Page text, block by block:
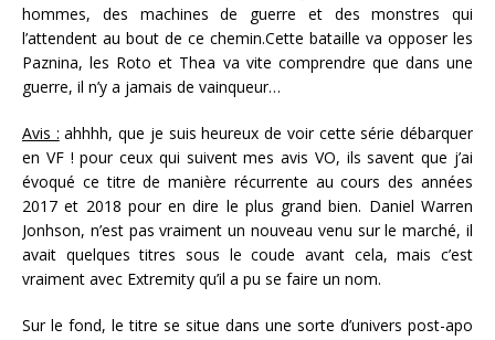
hommes, des machines de guerre et des monstres qui
l’attendent au bout de ce chemin.Cette bataille va opposer les
Paznina, les Roto et Thea va vite comprendre que dans une
guerre, il n’y a jamais de vainqueur…
Avis : ahhhh, que je suis heureux de voir cette série débarquer
en VF ! pour ceux qui suivent mes avis VO, ils savent que j’ai
évoqué ce titre de manière récurrente au cours des années
2017 et 2018 pour en dire le plus grand bien. Daniel Warren
Jonhson, n’est pas vraiment un nouveau venu sur le marché, il
avait quelques titres sous le coude avant cela, mais c’est
vraiment avec Extremity qu’il a pu se faire un nom.
Sur le fond, le titre se situe dans une sorte d’univers post-apo